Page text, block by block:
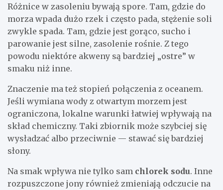
Różnice w zasoleniu bywają spore. Tam, gdzie do
morza wpada dużo rzek i często pada, stężenie soli
zwykle spada. Tam, gdzie jest gorąco, sucho i
parowanie jest silne, zasolenie rośnie. Z tego
powodu niektóre akweny są bardziej „ostre” w
smaku niż inne.
Znaczenie ma też stopień połączenia z oceanem.
Jeśli wymiana wody z otwartym morzem jest
ograniczona, lokalne warunki łatwiej wpływają na
skład chemiczny. Taki zbiornik może szybciej się
wysładzać albo przeciwnie — stawać się bardziej
słony.
Na smak wpływa nie tylko sam chlorek sodu. Inne
rozpuszczone jony również zmieniają odczucie na